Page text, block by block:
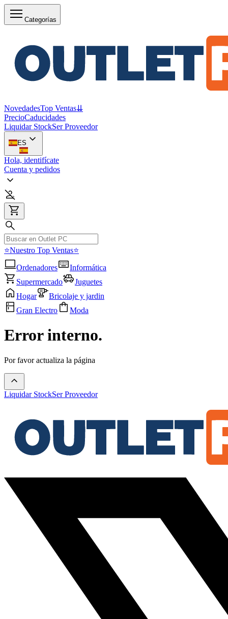
Categorías
NovedadesTop Ventas⇊
PrecioCaducidades
Liquidar StockSer Proveedor
ES
Hola, identifícate
Cuenta y pedidos
⭐Nuestro Top Ventas⭐
Ordenadores
Informática
Supermercado
Juguetes
Hogar
Bricolaje y jardin
Gran Electro
Moda
Error interno.
Por favor actualiza la página
Liquidar StockSer Proveedor